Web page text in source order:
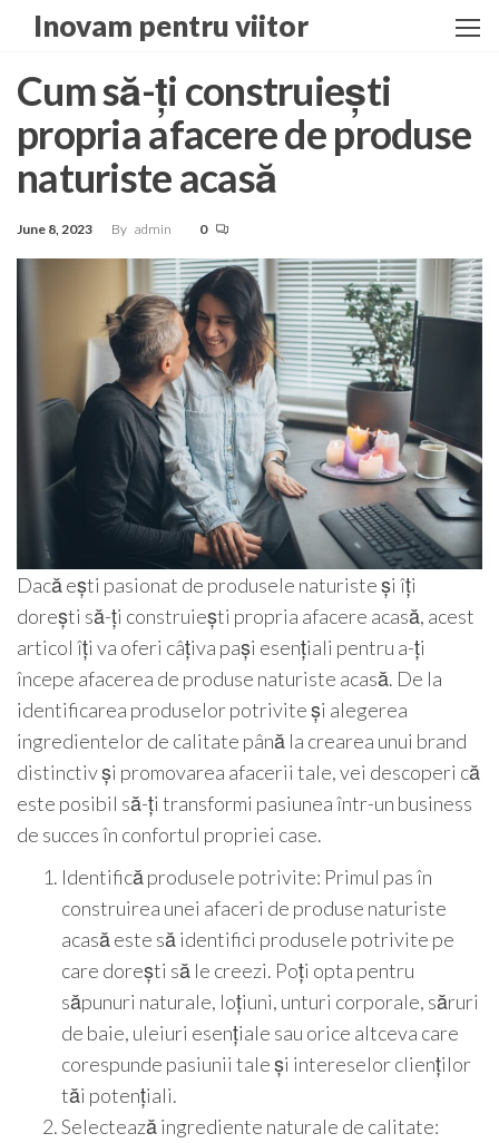
the
content
Inovam pentru viitor
Cum să-ți construiești
propria afacere de produse
naturiste acasă
June 8, 2023 By admin 0
Dacă ești pasionat de produsele naturiste și îți
dorești să-ți construiești propria afacere acasă, acest
articol îți va oferi câțiva pași esențiali pentru a-ți
începe afacerea de produse naturiste acasă. De la
identificarea produselor potrivite și alegerea
ingredientelor de calitate până la crearea unui brand
distinctiv și promovarea afacerii tale, vei descoperi că
este posibil să-ți transformi pasiunea într-un business
de succes în confortul propriei case.
Identifică produsele potrivite: Primul pas în
construirea unei afaceri de produse naturiste
acasă este să identifici produsele potrivite pe
care dorești să le creezi. Poți opta pentru
săpunuri naturale, loțiuni, unturi corporale, săruri
de baie, uleiuri esențiale sau orice altceva care
corespunde pasiunii tale și intereselor clienților
tăi potențiali.
Selectează ingrediente naturale de calitate: